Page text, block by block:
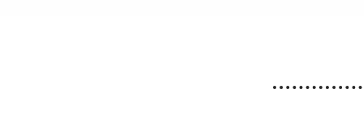
des horaires des déchèteries